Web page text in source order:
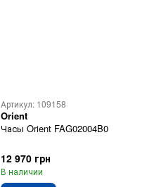
Артикул: 109158
Orient
Часы Orient FAG02004B0
12 970 грн
В наличии